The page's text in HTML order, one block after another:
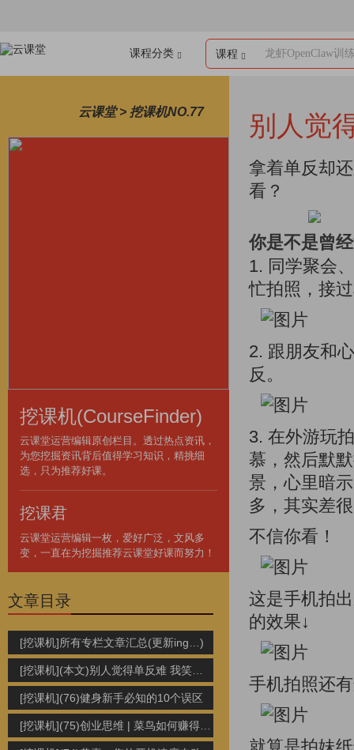
课程分类 课程 龙虾OpenClaw训
云课堂 > 挖课机NO.77
挖课机(CourseFinder)
云课堂运营编辑原创栏目。透过热点资讯，
为您挖掘资讯背后值得学习知识，精挑细
选，只为推荐好课。
挖课君
云课堂运营编辑一枚，爱好广泛，文风多
变，一直在为挖掘推荐云课堂好课而努力！
文章目录
[挖课机]所有专栏文章汇总(更新ing…)
[挖课机](76)健身新手必知的10个误区
别人觉
拿着单反却
看？
你是不是曾
1. 同学聚会
忙拍照，接
2. 跟朋友和
反。
3. 在外游玩
慕，然后默
景，心里暗
多，其实差
不信你看！
这是手机拍
的效果↓
手机拍照还